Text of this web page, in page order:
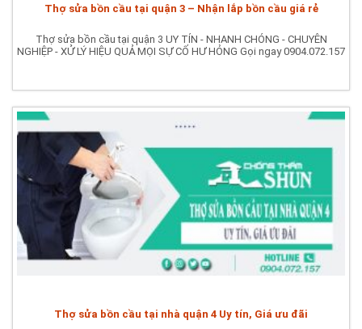
Thợ sửa bồn cầu tại quận 3 – Nhận lắp bồn cầu giá rẻ
Thợ sửa bồn cầu tại quận 3 UY TÍN - NHANH CHÓNG - CHUYÊN
NGHIỆP - XỬ LÝ HIỆU QUẢ MỌI SỰ CỐ HƯ HỎNG Gọi ngay 0904.072.157
Thợ sửa bồn cầu tại nhà quận 4 Uy tín, Giá ưu đãi